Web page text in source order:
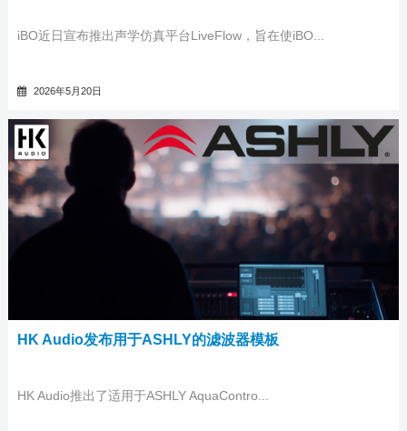
iBO近日宣布推出声学仿真平台LiveFlow，旨在使iBO...
2026年5月20日
HK Audio发布用于ASHLY的滤波器模板
HK Audio推出了适用于ASHLY AquaContro...